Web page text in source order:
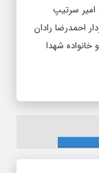
امیر سرتیپ
احمدرضا رادان
شهدا